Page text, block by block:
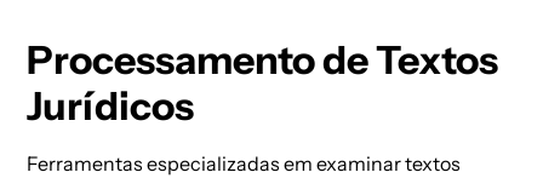
Processamento de Textos
Jurídicos
Ferramentas especializadas em examinar textos